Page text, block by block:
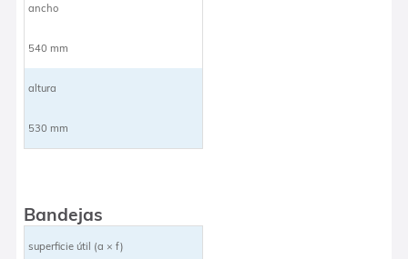
ancho
540 mm
altura
530 mm
Bandejas
superficie útil (a × f)